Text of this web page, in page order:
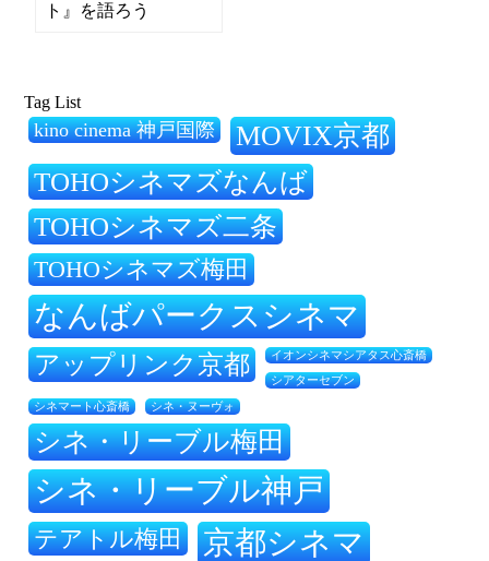
ト』を語ろう
Tag List
kino cinema 神戸国際 MOVIX京都
TOHOシネマズなんば
TOHOシネマズ二条
TOHOシネマズ梅田
なんばパークスシネマ
アップリンク京都 イオンシネマシアタス心斎橋
シアターセブン
シネマート心斎橋 シネ・ヌーヴォ
シネ・リーブル梅田
シネ・リーブル神戸
テアトル梅田 京都シネマ